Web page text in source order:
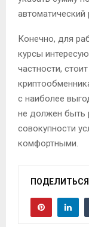
автоматический
Конечно, для
курсы
частности,
с наиболее
не должен
совокупности
комфортными.
ПОДЕЛИТЬСЯ